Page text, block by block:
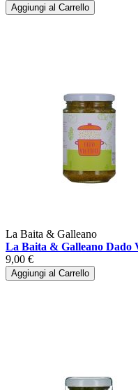
Aggiungi al Carrello
La Baita & Galleano
La Baita & Galleano Dado
9,00 €
Aggiungi al Carrello